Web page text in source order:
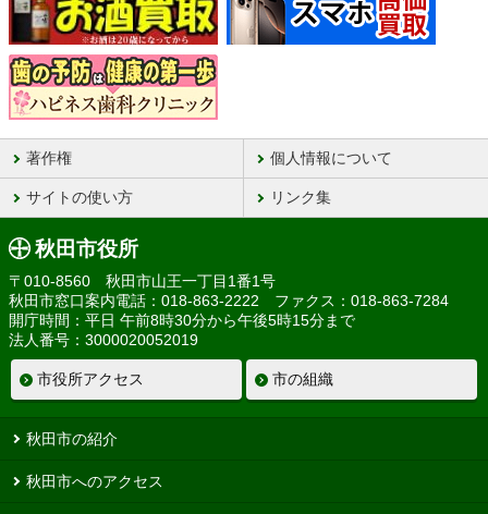
著作権 個人情報について
サイトの使い方 リンク集
秋田市役所
〒010-8560 秋田市山王一丁目1番1号
秋田市窓口案内電話：018-863-2222 ファクス：018-863-7284
開庁時間：平日 午前8時30分から午後5時15分まで
法人番号：3000020052019
市役所アクセス 市の組織
秋田市の紹介
秋田市へのアクセス